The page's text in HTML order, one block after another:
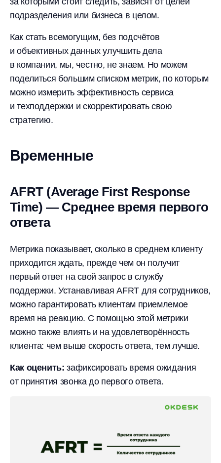
подразделения или бизнеса в целом.
Как стать всемогущим, без подсчётов
и объективных данных улучшить дела
в компании, мы, честно, не знаем. Но можем
поделиться большим списком метрик, по которым
можно измерить эффективность сервиса
и техподдержки и скорректировать свою
стратегию.
Временные
AFRT (Average First Response
Time) — Среднее время первого
ответа
Метрика показывает, сколько в среднем клиенту
приходится ждать, прежде чем он получит
первый ответ на свой запрос в службу
поддержки. Устанавливая AFRT для сотрудников,
можно гарантировать клиентам приемлемое
время на реакцию. С помощью этой метрики
можно также влиять и на удовлетворённость
клиента: чем выше скорость ответа, тем лучше.
Как оценить:зафиксировать время ожидания
от принятия звонка до первого ответа.